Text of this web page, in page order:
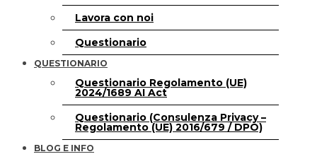
Lavora con noi
Questionario
QUESTIONARIO
Questionario Regolamento (UE)
2024/1689 AI Act
Questionario (Consulenza Privacy –
Regolamento (UE) 2016/679 / DPO)
BLOG E INFO